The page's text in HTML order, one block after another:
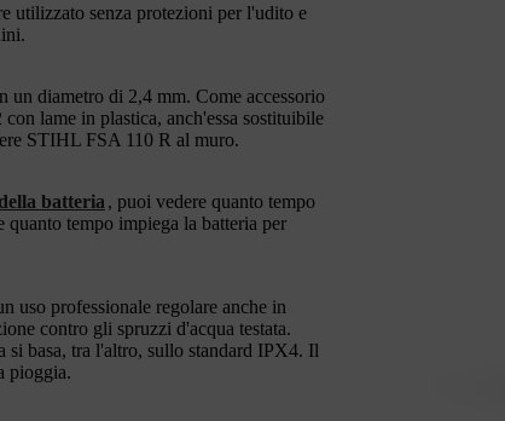
utilizzato senza protezioni per l'udito e
diametro di 2,4 mm. Come accessorio
lame in plastica, anch'essa sostituibile
STIHL FSA 110 R al muro.
batteria , puoi vedere quanto tempo
tempo impiega la batteria per
uso professionale regolare anche in
contro gli spruzzi d'acqua testata.
si basa, tra l'altro, sullo standard IPX4. Il
pioggia.